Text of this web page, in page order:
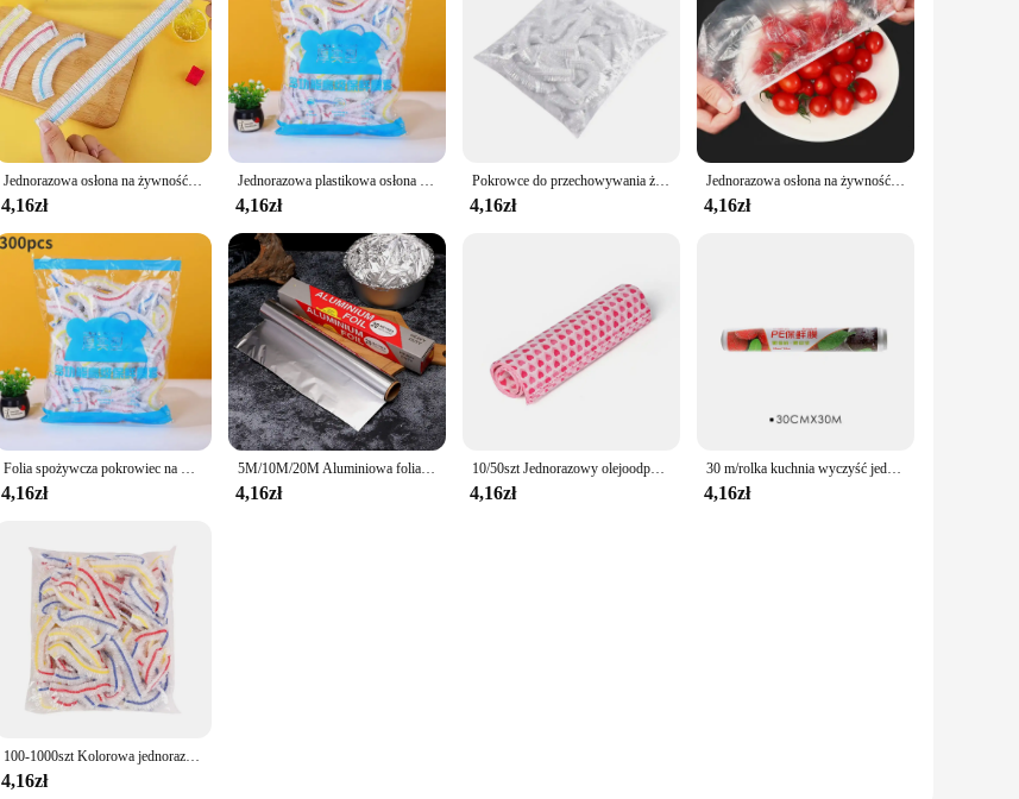
Jednorazowa osłona na żywność Kolorowa duża folia Saran Torba do przechowywania warzyw i owoców spożywczych Elastyczne plastikowe torby kuchenne do przechowywania świeżych produktów
4,16zł
Jednorazowa plastikowa osłona na żywność Kolorowa elastyczna folia Pokrywy na żywność Pokrywka do przechowywania świeżości Pokrywka na talerz Torby do pakowania w kuchni Torba do przechowywania
4,16zł
Pokrowce do przechowywania żywności wielokrotnego użytku Torby do miski Elastyczny talerz Silikonowa pokrywka Pokrywka Kuchnia Owoce Plastikowe Uszczelnienie do przechowywania świeżości
4,16zł
Jednorazowa osłona na żywność wielokrotnego użytku Plastikowa folia Trwałe elastyczne pokrywki na żywność do misek Elastyczne osłony na talerze do kuchni Torba na żywność
4,16zł
Folia spożywcza pokrowiec na woreczek elastyczny folia spożywcza gospodarstwa domowego kolorowa jednorazowa pokrywa spożywcza
4,16zł
5M/10M/20M Aluminiowa folia cateringowa Jednorazowe akcesoria do grillowania Folia do pieczenia Zagęszczona folia aluminiowa Bezpieczna na ciepło
4,16zł
10/50szt Jednorazowy olejoodporny papier woskowany na ciasto Chleb Opakowanie na żywność Burger Frytki Pieczenie Serce Drukowana podkładka woskowa Papier Din
4,16zł
30 m/rolka kuchnia wyczyść jednorazowe PE zachowywanie świeżości Film żywności lodówka chłodzone owoce i warzywa żywności folia spożywcza
4,16zł
100-1000szt Kolorowa jednorazowa osłona na żywność Saran Wrap Bowl Cover Food Grade Fresh-keeping Bag Akcesoria kuchenne do przechowywania
4,16zł